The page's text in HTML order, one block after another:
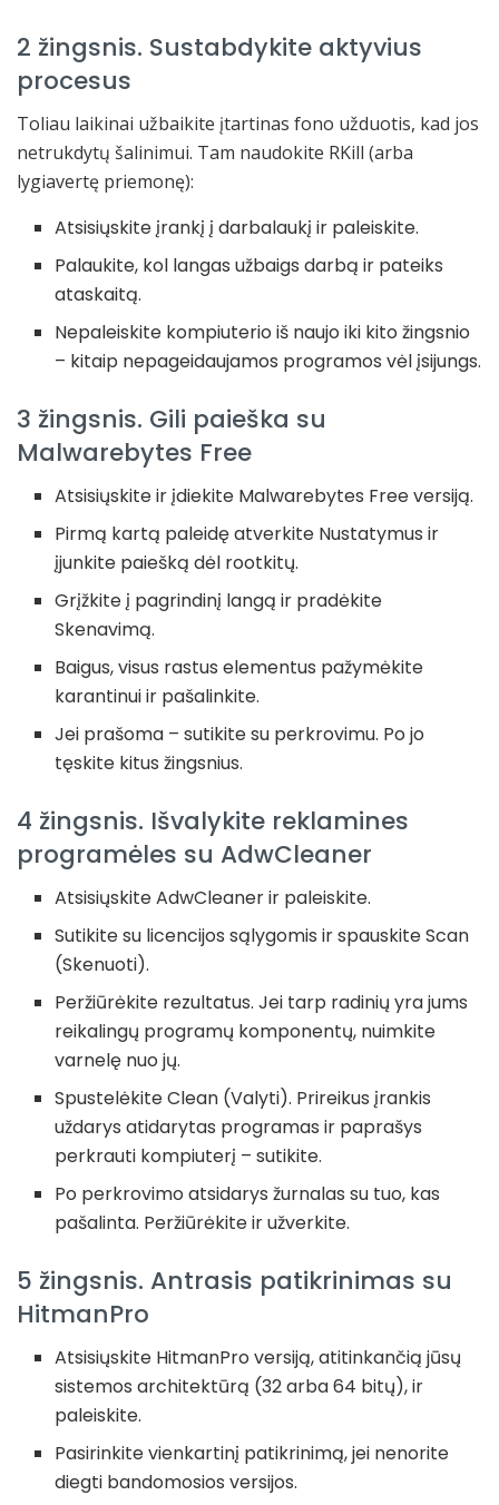
2 žingsnis. Sustabdykite aktyvius
procesus
Toliau laikinai užbaikite įtartinas fono užduotis, kad jos
netrukdytų šalinimui. Tam naudokite RKill (arba
lygiavertę priemonę):
Atsisiųskite įrankį į darbalaukį ir paleiskite.
Palaukite, kol langas užbaigs darbą ir pateiks
ataskaitą.
Nepaleiskite kompiuterio iš naujo iki kito žingsnio
– kitaip nepageidaujamos programos vėl įsijungs.
3 žingsnis. Gili paieška su
Malwarebytes Free
Atsisiųskite ir įdiekite Malwarebytes Free versiją.
Pirmą kartą paleidę atverkite Nustatymus ir
įjunkite paiešką dėl rootkitų.
Grįžkite į pagrindinį langą ir pradėkite
Skenavimą.
Baigus, visus rastus elementus pažymėkite
karantinui ir pašalinkite.
Jei prašoma – sutikite su perkrovimu. Po jo
tęskite kitus žingsnius.
4 žingsnis. Išvalykite reklamines
programėles su AdwCleaner
Atsisiųskite AdwCleaner ir paleiskite.
Sutikite su licencijos sąlygomis ir spauskite Scan
(Skenuoti).
Peržiūrėkite rezultatus. Jei tarp radinių yra jums
reikalingų programų komponentų, nuimkite
varnelę nuo jų.
Spustelėkite Clean (Valyti). Prireikus įrankis
uždarys atidarytas programas ir paprašys
perkrauti kompiuterį – sutikite.
Po perkrovimo atsidarys žurnalas su tuo, kas
pašalinta. Peržiūrėkite ir užverkite.
5 žingsnis. Antrasis patikrinimas su
HitmanPro
Atsisiųskite HitmanPro versiją, atitinkančią jūsų
sistemos architektūrą (32 arba 64 bitų), ir
paleiskite.
Pasirinkite vienkartinį patikrinimą, jei nenorite
diegti bandomosios versijos.